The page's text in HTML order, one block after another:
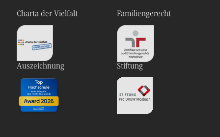
Charta der Vielfalt Familiengerecht
Auszeichnung Stiftung